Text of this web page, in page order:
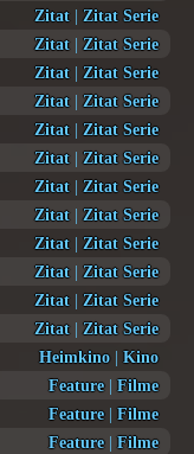
Zitat | Zitat Serie
Zitat | Zitat Serie
Zitat | Zitat Serie
Zitat | Zitat Serie
Zitat | Zitat Serie
Zitat | Zitat Serie
Zitat | Zitat Serie
Zitat | Zitat Serie
Zitat | Zitat Serie
Zitat | Zitat Serie
Zitat | Zitat Serie
Zitat | Zitat Serie
Heimkino| Kino
Feature| Filme
Feature| Filme
Feature| Filme